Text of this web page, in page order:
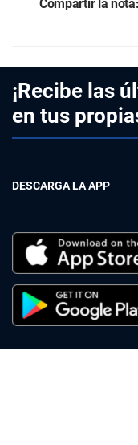
Compartir la
¡Recibe las
en tus
DESCARGA LA APP